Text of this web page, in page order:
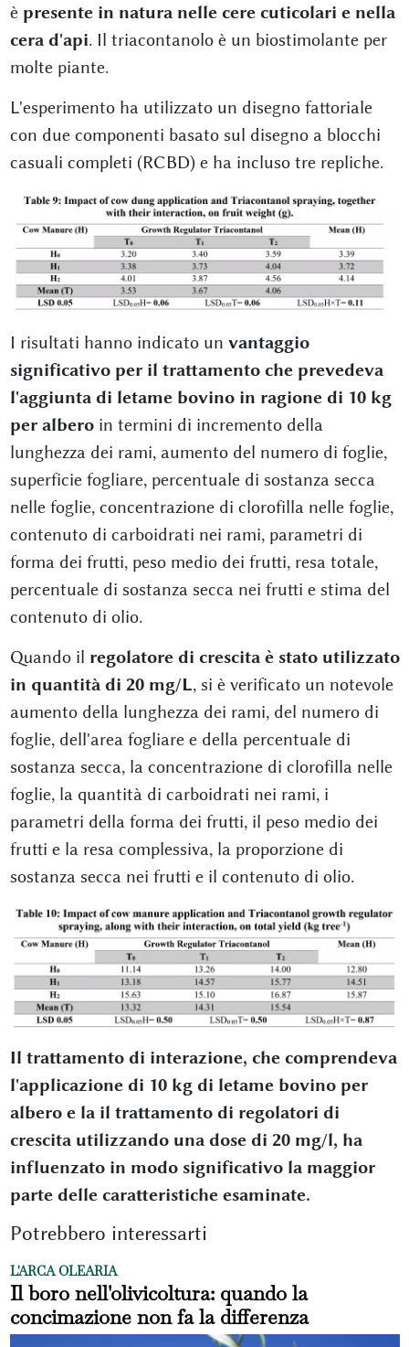
è presente in natura nelle cere cuticolari e nella
cera d'api. Il triacontanolo è un biostimolante per
molte piante.
L'esperimento ha utilizzato un disegno fattoriale
con due componenti basato sul disegno a blocchi
casuali completi (RCBD) e ha incluso tre repliche.
I risultati hanno indicato un vantaggio
significativo per il trattamento che prevedeva
l'aggiunta di letame bovino in ragione di 10 kg
per alberoin termini di incremento della
lunghezza dei rami, aumento del numero di foglie,
superficie fogliare, percentuale di sostanza secca
nelle foglie, concentrazione di clorofilla nelle foglie,
contenuto di carboidrati nei rami, parametri di
forma dei frutti, peso medio dei frutti, resa totale,
percentuale di sostanza secca nei frutti e stima del
contenuto di olio.
Quando il regolatore di crescita è stato utilizzato
in quantità di 20 mg/L, si è verificato un notevole
aumento della lunghezza dei rami, del numero di
foglie, dell'area fogliare e della percentuale di
sostanza secca, la concentrazione di clorofilla nelle
foglie, la quantità di carboidrati nei rami, i
parametri della forma dei frutti, il peso medio dei
frutti e la resa complessiva, la proporzione di
sostanza secca nei frutti e il contenuto di olio.
Il trattamento di interazione, che comprendeva
l'applicazione di 10 kg di letame bovino per
albero e la il trattamento di regolatori di
crescita utilizzando una dose di 20 mg/l, ha
influenzato in modo significativo la maggior
parte delle caratteristiche esaminate.
Potrebbero interessarti
L'ARCA OLEARIA
Il boro nell'olivicoltura: quando la
concimazione non fa la differenza